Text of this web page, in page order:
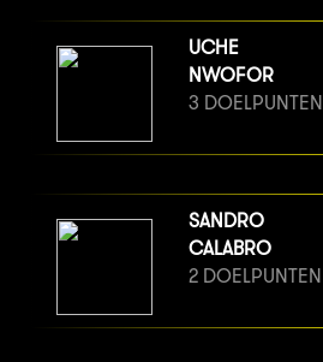
UCHE
NWOFOR
3 DOELPUNTEN
SANDRO
CALABRO
2 DOELPUNTEN